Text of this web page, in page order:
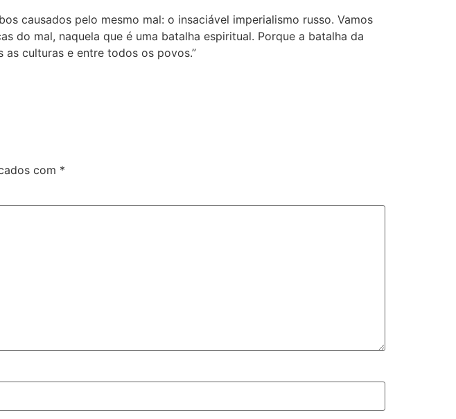
causados ​​pelo mesmo mal: o insaciável imperialismo russo. Vamos
do mal, naquela que é uma batalha espiritual. Porque a batalha da
culturas e entre todos os povos.”
com *